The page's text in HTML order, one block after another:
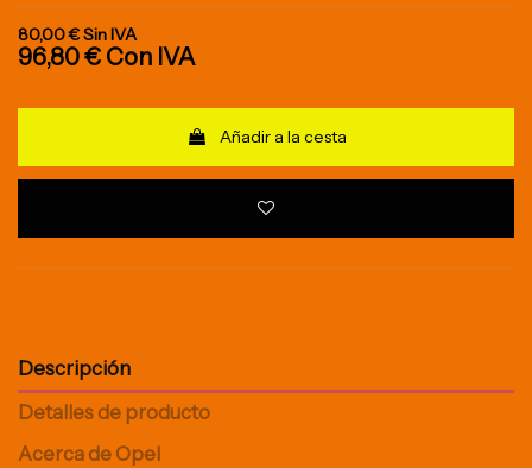
80,00 €Sin IVA
96,80 € Con IVA
Añadir a la cesta
Descripción
Detalles de producto
Acerca de Opel